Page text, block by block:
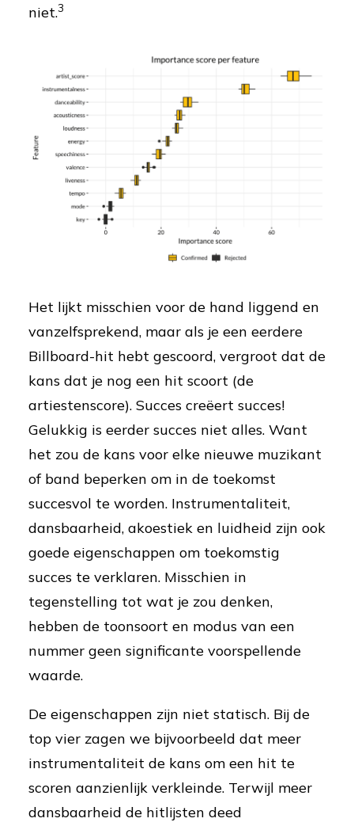
niet.3
Het lijkt misschien voor de hand liggend en
vanzelfsprekend, maar als je een eerdere
Billboard-hit hebt gescoord, vergroot dat de
kans dat je nog een hit scoort (de
artiestenscore). Succes creëert succes!
Gelukkig is eerder succes niet alles. Want
het zou de kans voor elke nieuwe muzikant
of band beperken om in de toekomst
succesvol te worden. Instrumentaliteit,
dansbaarheid, akoestiek en luidheid zijn ook
goede eigenschappen om toekomstig
succes te verklaren. Misschien in
tegenstelling tot wat je zou denken,
hebben de toonsoort en modus van een
nummer geen significante voorspellende
waarde.
De eigenschappen zijn niet statisch. Bij de
top vier zagen we bijvoorbeeld dat meer
instrumentaliteit de kans om een hit te
scoren aanzienlijk verkleinde. Terwijl meer
dansbaarheid de hitlijsten deed